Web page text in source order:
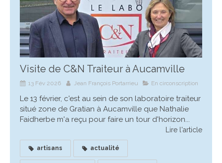
Visite de C&N Traiteur à Aucamville
13 Fév 2026 Jean François Portarrieu En circonscription
Le 13 février, c'est au sein de son laboratoire traiteur
situé zone de Gratian à Aucamville que Nathalie
Faidherbe m'a reçu pour faire un tour d'horizon...
Lire l'article
artisans actualité